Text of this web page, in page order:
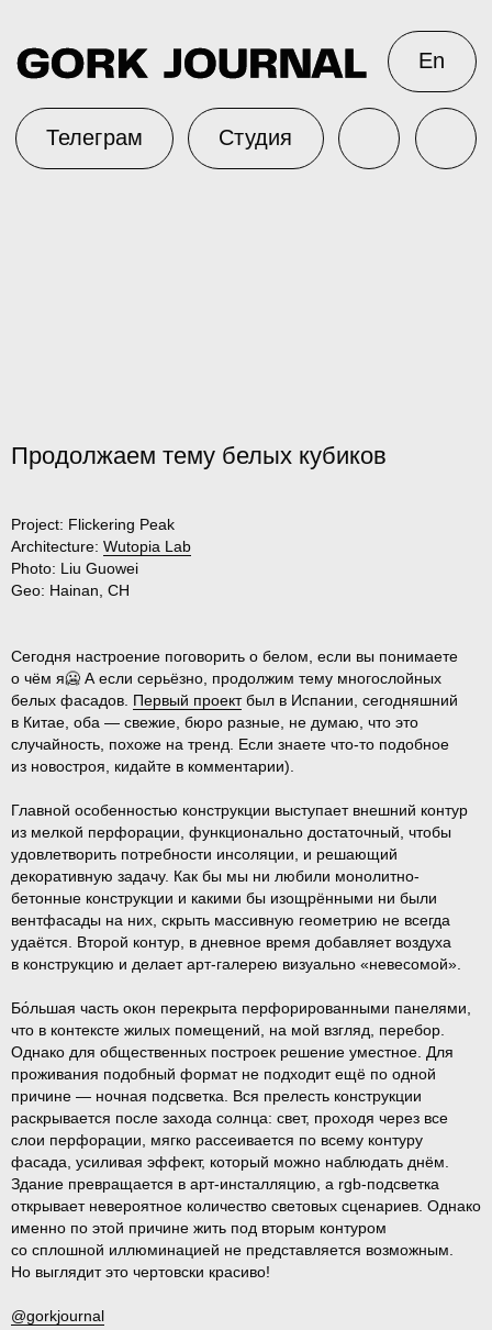
Продолжаем тему белых кубиков
Project: Flickering Peak
Architecture: Wutopia Lab
Photo: Liu Guowei
Geo: Hainan, CH
Сегодня настроение поговорить о белом, если вы понимаете
о чём я🥶 А если серьёзно, продолжим тему многослойных
белых фасадов. Первый проектбыл в Испании, сегодняшний
в Китае, оба — свежие, бюро разные, не думаю, что это
случайность, похоже на тренд. Если знаете что-то подобное
из новостроя, кидайте в комментарии).
Главной особенностью конструкции выступает внешний контур
из мелкой перфорации, функционально достаточный, чтобы
удовлетворить потребности инсоляции, и решающий
декоративную задачу. Как бы мы ни любили монолитно-
бетонные конструкции и какими бы изощрёнными ни были
вентфасады на них, скрыть массивную геометрию не всегда
удаётся. Второй контур, в дневное время добавляет воздуха
в конструкцию и делает арт-галерею визуально «невесомой».
Бо́льшая часть окон перекрыта перфорированными панелями,
что в контексте жилых помещений, на мой взгляд, перебор.
Однако для общественных построек решение уместное. Для
проживания подобный формат не подходит ещё по одной
причине — ночная подсветка. Вся прелесть конструкции
раскрывается после захода солнца: свет, проходя через все
слои перфорации, мягко рассеивается по всему контуру
фасада, усиливая эффект, который можно наблюдать днём.
Здание превращается в арт-инсталляцию, а rgb-подсветка
открывает невероятное количество световых сценариев. Однако
именно по этой причине жить под вторым контуром
со сплошной иллюминацией не представляется возможным.
Но выглядит это чертовски красиво!
@gorkjournal